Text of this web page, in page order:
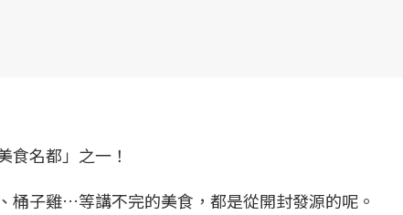
食名都」之一！
桶子雞…等講不完的美食，都是從開封發源的呢。